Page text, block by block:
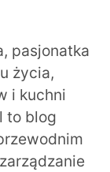
pasjonatka
życia,
i kuchni
to blog